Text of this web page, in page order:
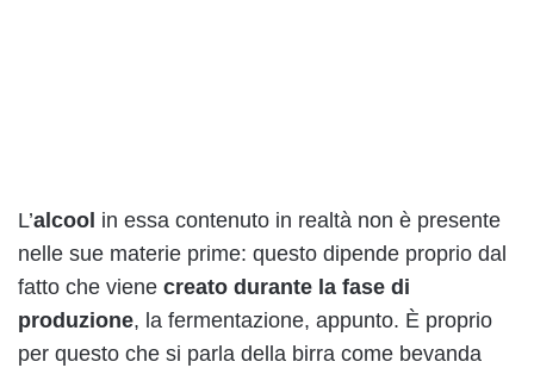
L’alcool in essa contenuto in realtà non è presente
nelle sue materie prime: questo dipende proprio dal
fatto che viene creato durante la fase di
produzione, la fermentazione, appunto. È proprio
per questo che si parla della birra come bevanda